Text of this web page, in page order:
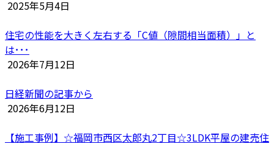
2025年5月4日
住宅の性能を大きく左右する「C値（隙間相当面積）」と
は･･･
2026年7月12日
日経新聞の記事から
2026年6月12日
【施工事例】☆福岡市西区太郎丸2丁目☆3LDK平屋の建売住